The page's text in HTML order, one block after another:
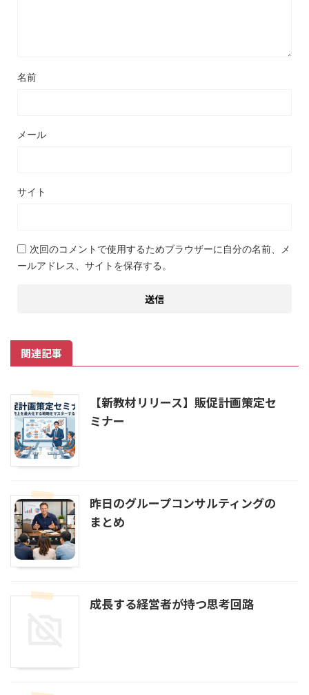
名前
メール
サイト
次回のコメントで使用するためブラウザーに自分の名前、メ
ールアドレス、サイトを保存する。
関連記事
【新教材リリース】販促計画策定セ
ミナー
昨日のグループコンサルティングの
まとめ
成長する経営者が持つ思考回路